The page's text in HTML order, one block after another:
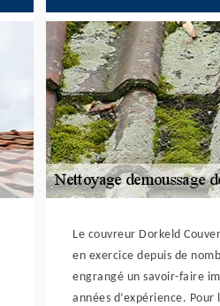
Le couvreur Dorkeld
en exercice depuis de
engrangé un savoir-faire
années d’expérience.